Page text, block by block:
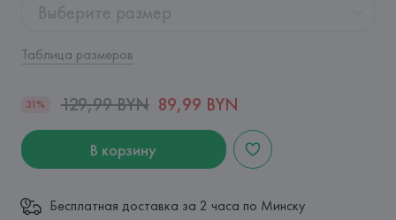
Выберите размер
Таблица размеров
31% 129,99 BYN 89,99 BYN
В корзину
Бесплатная доставка за 2 часа по Минску